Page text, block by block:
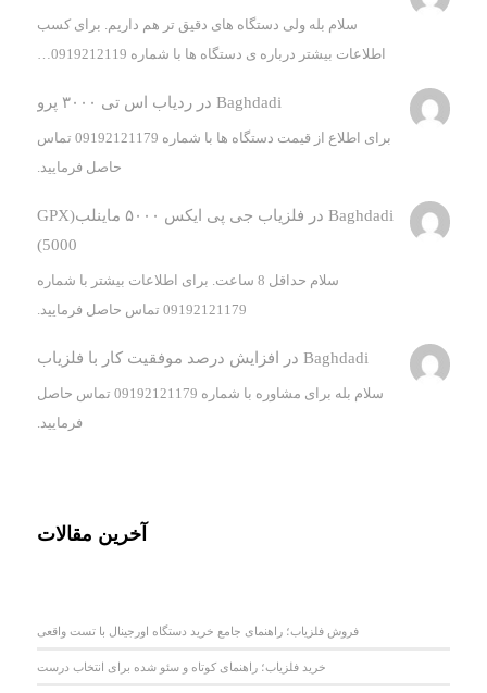
سلام بله ولی دستگاه های دقیق تر هم داریم. برای کسب
اطلاعات بیشتر درباره ی دستگاه ها با شماره 0919212119…
Baghdadi درردیاب اس تی ۳۰۰۰ پرو
برای اطلاع از قیمت دستگاه ها با شماره 09192121179 تماس
حاصل فرمایید.
Baghdadi در
فلزیاب جی پی ایکس ۵۰۰۰ ماینلب(GPX
5000)
سلام حداقل 8 ساعت. برای اطلاعات بیشتر با شماره
09192121179 تماس حاصل فرمایید.
Baghdadi در افزایش درصد موفقیت کار با فلزیاب
سلام بله برای مشاوره با شماره 09192121179 تماس حاصل
فرمایید.
آخرین مقالات
فروش فلزیاب؛ راهنمای جامع خرید دستگاه اورجینال با تست واقعی
خرید فلزیاب؛ راهنمای کوتاه و سئو شده برای انتخاب درست